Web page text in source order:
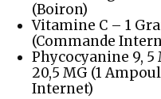
(Boiron)
Vitamine C – 1
(Commande
Phycocyanine 9,
20,5 MG (1
Internet)